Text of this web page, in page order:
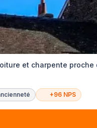
et charpente proche
+96 NPS